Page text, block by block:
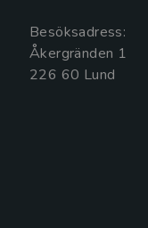
Besöksadress:
Åkergränden 1